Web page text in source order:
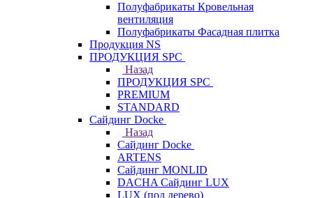
Полуфабрикаты Кровельная
вентиляция
Полуфабрикаты Фасадная плитка
Продукция NS
ПРОДУКЦИЯ SPC
Назад
ПРОДУКЦИЯ SPC
PREMIUM
STANDARD
Сайдинг Docke
Назад
Сайдинг Docke
ARTENS
Cайдинг MONLID
DACHA Сайдинг LUX
LUX (под дерево)